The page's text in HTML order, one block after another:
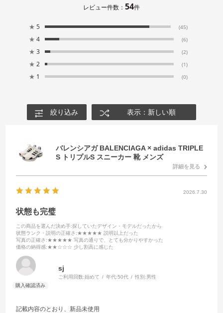
レビュー件数： 54件
★ 5 (45)
★ 4 (6)
★ 3 (2)
★ 2 (1)
★ 1 (0)
絞り込み 表示：新しい順
バレンシアガ BALENCIAGA × adidas TRIPLE
S トリプルS スニーカー 靴 メンズ
詳細を見る
2026.7.30
状態も完璧
この商品を選んだ決め手:探していたデザイン・モデルだったから
状態ランク・説明の正確さ :★★★★★ 説明以上だった
写真の正確さ :★★★★★ 写真の通りで、とても分かりやすかった
価格の納得感:★★☆☆☆ 少し割高に感じた
sj
ご利用回数:始めて 年代:50代 性別:男性
記載内容のとおり、新品未使用